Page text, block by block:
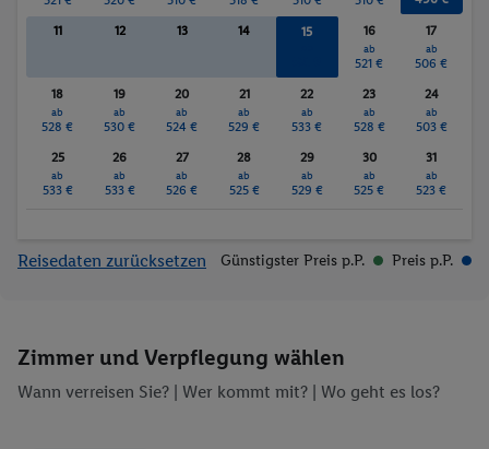
11 12 13 14 15 16
ab
521 €
17
ab
506 €
18
ab
528 €
19
ab
530 €
20
ab
524 €
21
ab
529 €
22
ab
533 €
23
ab
528 €
24
ab
503 €
25
ab
533 €
26
ab
533 €
27
ab
526 €
28
ab
525 €
29
ab
529 €
30
ab
525 €
31
ab
523 €
Reisedaten zurücksetzen Günstigster Preis p.P. Preis p.P.
Zimmer und Verpflegung wählen
Wann verreisen Sie? | Wer kommt mit? | Wo geht es los?